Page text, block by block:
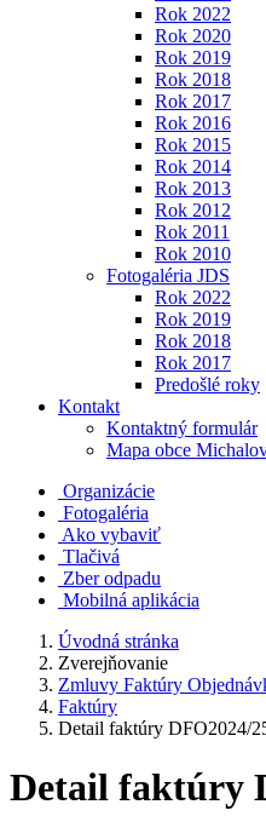
Rok 2022
Rok 2020
Rok 2019
Rok 2018
Rok 2017
Rok 2016
Rok 2015
Rok 2014
Rok 2013
Rok 2012
Rok 2011
Rok 2010
Fotogaléria JDS
Rok 2022
Rok 2019
Rok 2018
Rok 2017
Predošlé roky
Kontakt
Kontaktný formulár
Mapa obce
Organizácie
Fotogaléria
Ako vybaviť
Tlačivá
Zber odpadu
Mobilná aplikácia
Úvodná stránka
Zverejňovanie
Zmluvy Faktúry
Faktúry
Detail faktúry DFO2024/
Detail faktúry